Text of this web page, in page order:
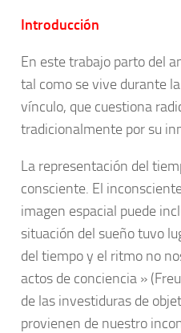
Introducción
En este trabajo parto del
tal como se vive durante
vínculo, que cuestiona
tradicionalmente por su
La representación del
consciente. El
imagen espacial puede
situación del sueño tuvo
del tiempo y el ritmo no
actos de conciencia »
de las investiduras de
provienen de nuestro